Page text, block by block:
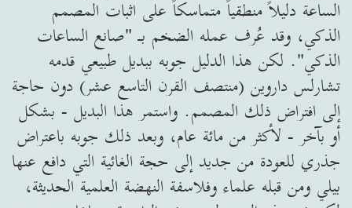
الساعة دليلاً منطقياً متماسكاً على اثبات المصمم
الذكي، وقد عُرف عمله الضخم بـ "صانع الساعات
الذكي". لكن هذا الدليل جوبه ببديل طبيعي قدمه
تشارلس داروين (منتصف القرن التاسع عشر) دون حاجة
إلى افتراض ذلك المصمم. واستمر هذا البديل - بشكل
أو بآخر - لأكثر من مائة عام، وبعد ذلك جوبه باعتراض
جذري للعودة من جديد إلى حجة الغائية التي دافع عنها
بيلي ومن قبله علماء وفلاسفة النهضة العلمية الحديثة،